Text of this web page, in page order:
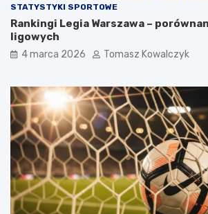
STATYSTYKI SPORTOWE
Rankingi Legia Warszawa –
ligowych
4 marca 2026 Tomasz Kowalczyk